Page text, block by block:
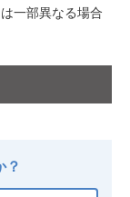
一部異なる場合
？